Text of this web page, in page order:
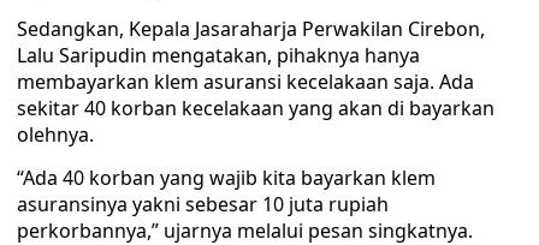
Sedangkan, Kepala Jasaraharja Perwakilan Cirebon,
Lalu Saripudin mengatakan, pihaknya hanya
membayarkan klem asuransi kecelakaan saja. Ada
sekitar 40 korban kecelakaan yang akan di bayarkan
olehnya.
“Ada 40 korban yang wajib kita bayarkan klem
asuransinya yakni sebesar 10 juta rupiah
perkorbannya,” ujarnya melalui pesan singkatnya.